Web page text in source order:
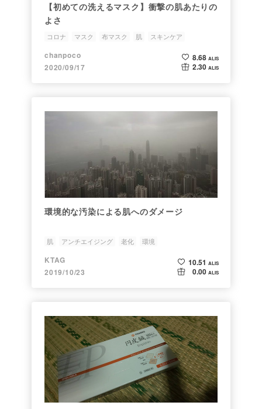
【初めての洗えるマスク】衝撃の肌あたりの
よさ
コロナ マスク 布マスク 肌 スキンケア
chanpoco
2020/09/17
8.68 ALIS
2.30 ALIS
環境的な汚染による肌へのダメージ
肌 アンチエイジング 老化 環境
KTAG
2019/10/23
10.51 ALIS
0.00 ALIS